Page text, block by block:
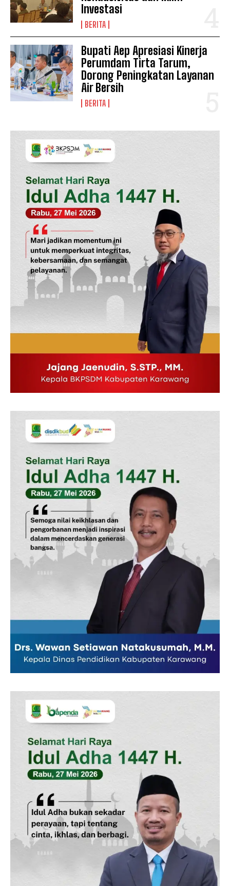
News Week
Magazine PRO
SUBSCRIBE NOW
Company
Disclaimer
Kontak Kami
Redaksi
Pedoman Media Siber
Tentang Kami
Investasi
BERITA
Bupati Aep Apresiasi Kinerja
Perumdam Tirta Tarum,
Dorong Peningkatan Layanan
Air Bersih
BERITA